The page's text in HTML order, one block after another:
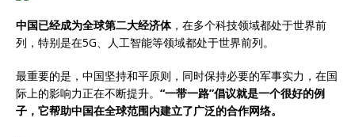
中国已经成为全球第二大经济体，在多个科技领域都处于世界前
列，特别是在5G、人工智能等领域都处于世界前列。
最重要的是，中国坚持和平原则，同时保持必要的军事实力，在国
际上的影响力正在不断提升。 “一带一路”倡议就是一个很好的例
子，它帮助中国在全球范围内建立了广泛的合作网络。